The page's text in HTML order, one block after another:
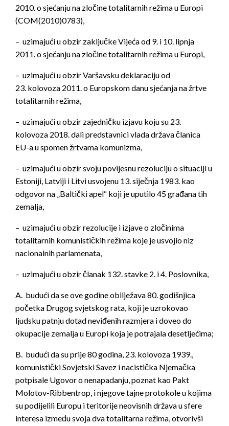
2010. o sjećanju na zločine totalitarnih režima u Europi
(COM(2010)0783),
– uzimajući u obzir zaključke Vijeća od 9. i 10. lipnja
2011. o sjećanju na zločine totalitarnih režima u Europi,
– uzimajući u obzir Varšavsku deklaraciju od
23. kolovoza 2011. o Europskom danu sjećanja na žrtve
totalitarnih režima,
– uzimajući u obzir zajedničku izjavu koju su 23.
kolovoza 2018. dali predstavnici vlada država članica
EU-a u spomen žrtvama komunizma,
– uzimajući u obzir svoju povijesnu rezoluciju o situaciji u
Estoniji, Latviji i Litvi usvojenu 13. siječnja 1983. kao
odgovor na „Baltički apel“ koji je uputilo 45 građana tih
zemalja,
– uzimajući u obzir rezolucije i izjave o zločinima
totalitarnih komunističkih režima koje je usvojio niz
nacionalnih parlamenata,
– uzimajući u obzir članak 132. stavke 2. i 4. Poslovnika,
A. budući da se ove godine obilježava 80. godišnjica
početka Drugog svjetskog rata, koji je uzrokovao
ljudsku patnju dotad neviđenih razmjera i doveo do
okupacije zemalja u Europi koja je potrajala desetljećima;
B. budući da su prije 80 godina, 23. kolovoza 1939.,
komunistički Sovjetski Savez i nacistička Njemačka
potpisale Ugovor o nenapadanju, poznat kao Pakt
Molotov-Ribbentrop, i njegove tajne protokole u kojima
su podijelili Europu i teritorije neovisnih država u sfere
interesa između svoja dva totalitarna režima, otvorivši